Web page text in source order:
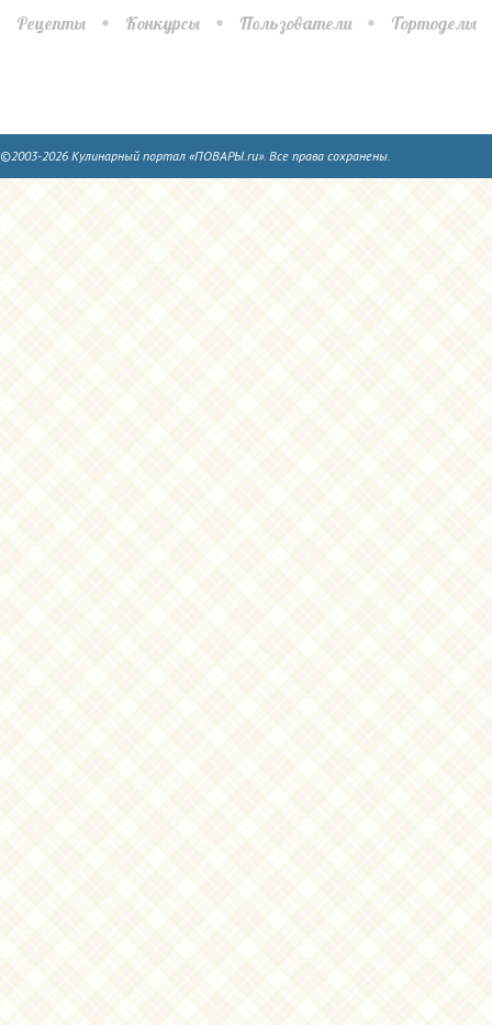
Рецепты Конкурсы Пользователи Тортоделы
©2003-2026 Кулинарный портал «ПОВАРЫ.ru». Все права сохранены.